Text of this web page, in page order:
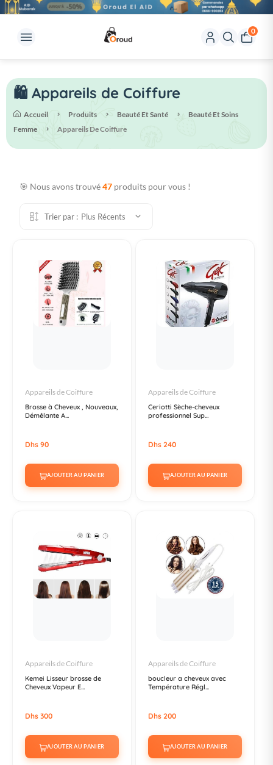
0
🛍️ Appareils de Coiffure
Accueil Produits Beauté Et Santé
Beauté Et Soins
Femme
Appareils De Coiffure
🎯 Nous avons trouvé47 produits pour vous !
Trier par : Plus Récents
Appareils de Coiffure
Brosse à Cheveux , Nouveaux,
Démêlante A...
Dhs 90
AJOUTER AU PANIER
Appareils de Coiffure
Ceriotti Sèche-cheveux
professionnel Sup...
Dhs 240
AJOUTER AU PANIER
Appareils de Coiffure
Kemei Lisseur brosse de
Cheveux Vapeur E...
Dhs 300
AJOUTER AU PANIER
Appareils de Coiffure
boucleur a cheveux avec
Température Régl...
Dhs 200
AJOUTER AU PANIER